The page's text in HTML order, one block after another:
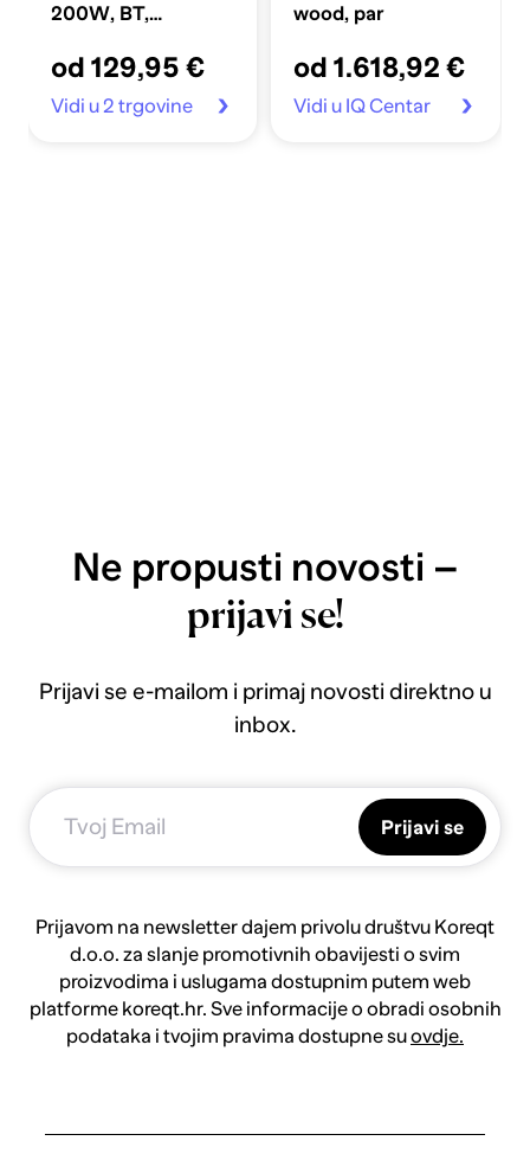
200W, BT,
mikrofon, crni
od 129,95 €
Vidi u 2 trgovine
wood, par
od 1.618,92 €
Vidi u IQ Centar
Ne propusti novosti –
prijavi se!
Prijavi se e-mailom i primaj novosti direktno u
inbox.
Prijavi se
Prijavom na newsletter dajem privolu društvu Koreqt
d.o.o. za slanje promotivnih obavijesti o svim
proizvodima i uslugama dostupnim putem web
platforme koreqt.hr. Sve informacije o obradi osobnih
podataka i tvojim pravima dostupne suovdje.